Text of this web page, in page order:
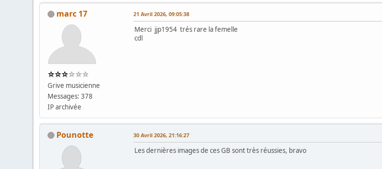
marc 17
Grive musicienne
Messages: 378
IP archivée
21 Avril 2026, 09:05:38
Merci jjp1954 trés rare la femelle
cdl
Pounotte 30 Avril 2026, 21:16:27
Les dernières images de ces GB sont très réussies, bravo